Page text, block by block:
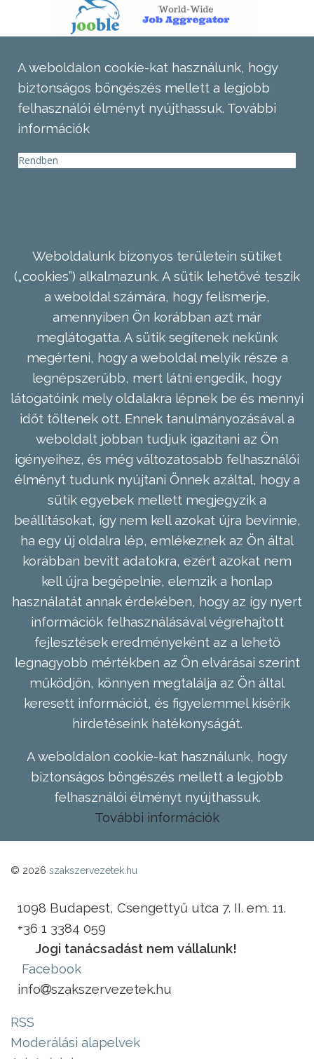
A weboldalon cookie-kat használunk, hogy
biztonságos böngészés mellett a legjobb
felhasználói élményt nyújthassuk. További
információk
Rendben
Weboldalunk bizonyos területein sütiket
(„cookies”) alkalmazunk. A sütik lehetővé teszik
a weboldal számára, hogy felismerje,
amennyiben Ön korábban azt már
meglátogatta. A sütik segítenek nekünk
megérteni, hogy a weboldal melyik része a
legnépszerűbb, mert látni engedik, hogy
látogatóink mely oldalakra lépnek be és mennyi
időt töltenek ott. Ennek tanulmányozásával a
weboldalt jobban tudjuk igazítani az Ön
igényeihez, és még változatosabb felhasználói
élményt tudunk nyújtani Önnek azáltal, hogy a
sütik egyebek mellett megjegyzik a
beállításokat, így nem kell azokat újra bevinnie,
ha egy új oldalra lép, emlékeznek az Ön által
korábban bevitt adatokra, ezért azokat nem
kell újra begépelnie, elemzik a honlap
használatát annak érdekében, hogy az így nyert
információk felhasználásával végrehajtott
fejlesztések eredményeként az a lehető
legnagyobb mértékben az Ön elvárásai szerint
működjön, könnyen megtalálja az Ön által
keresett információt, és figyelemmel kísérik
hirdetéseink hatékonyságát.
A weboldalon cookie-kat használunk, hogy
biztonságos böngészés mellett a legjobb
felhasználói élményt nyújthassuk.
További információk
© 2026 szakszervezetek.hu
1098 Budapest, Csengettyű utca 7. II. em. 11.
+36 1 3384 059
Jogi tanácsadást nem vállalunk!
Facebook
info
szakszervezetek.hu
RSS
Moderálási alapelvek